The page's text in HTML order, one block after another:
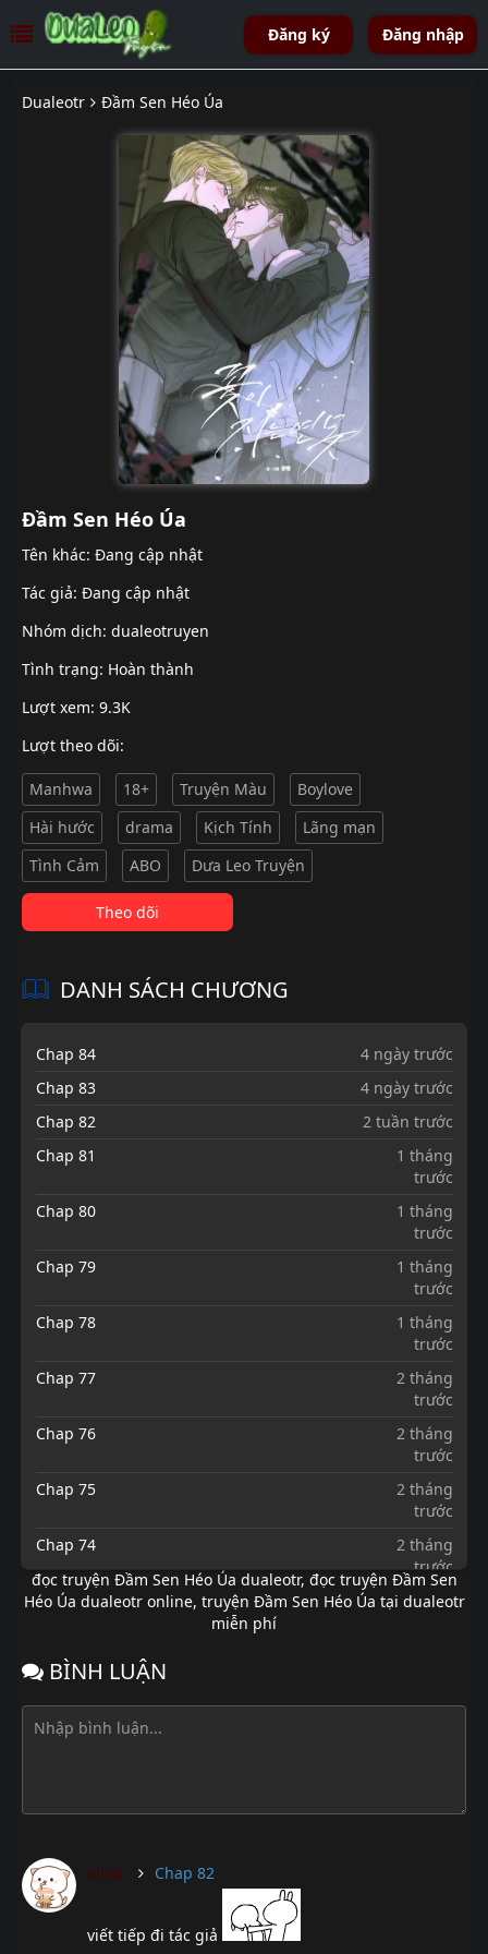
Đăng ký Đăng nhập
Dualeotr Đầm Sen Héo Úa
Đầm Sen Héo Úa
Tên khác: Đang cập nhật
Tác giả: Đang cập nhật
Nhóm dịch: dualeotruyen
Tình trạng: Hoàn thành
Lượt xem: 9.3K
Lượt theo dõi:
Manhwa 18+ Truyện Màu
Boylove
Hài hước
drama Kịch Tính
Lãng mạn
Tình Cảm
ABO Dưa Leo Truyện
Theo dõi
DANH SÁCH CHƯƠNG
Chap 84
4 ngày trước
Chap 83
4 ngày trước
Chap 82
2 tuần trước
Chap 81
1 tháng
trước
Chap 80
1 tháng
trước
Chap 79
1 tháng
trước
Chap 78
1 tháng
trước
Chap 77
2 tháng
trước
Chap 76
2 tháng
trước
Chap 75
2 tháng
trước
Chap 74
2 tháng
trước
Chap 73
2 tháng
Chap 72
Chap 71
2 tháng
Chap 68
Chap 67
đọc truyện Đầm Sen Héo Úa dualeotr, đọc truyện Đầm Sen
Héo Úa dualeotr online, truyện Đầm Sen Héo Úa tại dualeotr
miễn phí
BÌNH LUẬN
aihoi Chap 82
viết tiếp đi tác giả